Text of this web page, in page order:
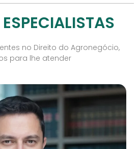
no Direito do Agronegócio,
para lhe atender